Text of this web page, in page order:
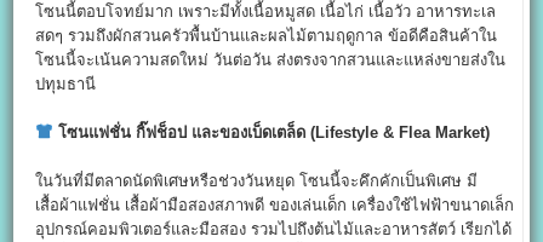
โซนนี้ตอบโจทย์มาก เพราะมีทั้งเนื้อหมูสด เนื้อไก่ เนื้อวัว อาหารทะเล
สดๆ รวมถึงผักสวนครัวพื้นบ้านและผลไม้ตามฤดูกาล ข้อดีคือสินค้าใน
โซนนี้จะเน้นความสดใหม่ วันต่อวัน ส่งตรงจากสวนและแหล่งขายส่งใน
ปทุมธานี
โซนแฟชั่น กิ๊ฟช็อป และของเบ็ดเตล็ด (Lifestyle & Flea Market)
ในวันที่มีตลาดนัดพิเศษหรือช่วงวันหยุด โซนนี้จะคึกคักเป็นพิเศษ มี
เสื้อผ้าแฟชั่น เสื้อผ้ามือสองสภาพดี ของเล่นเด็ก เครื่องใช้ไฟฟ้าขนาดเล็ก
อุปกรณ์คอมพิวเตอร์และมือสอง รวมไปถึงต้นไม้และอาหารสัตว์ เรียกได้